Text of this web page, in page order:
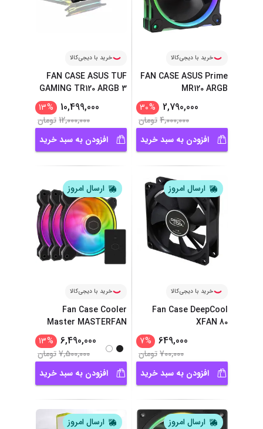
خرید با دیجی‌کالا
FAN CASE ASUS Prime
MR120 ARGB
2,790,000
%
30
4,000,000تومان
افزودن به سبد خرید
خرید با دیجی‌کالا
FAN CASE ASUS TUF
GAMING TR120 ARGB 3
10,499,000
%
13
12,000,000تومان
افزودن به سبد خرید
ارسال امروز
خرید با دیجی‌کالا
Fan Case DeepCool
XFAN 80
649,000
%
7
700,000تومان
افزودن به سبد خرید
ارسال امروز
خرید با دیجی‌کالا
Fan Case Cooler
Master MASTERFAN
6,490,000
%
13
7,500,000تومان
افزودن به سبد خرید
ارسال امروز ارسال امروز